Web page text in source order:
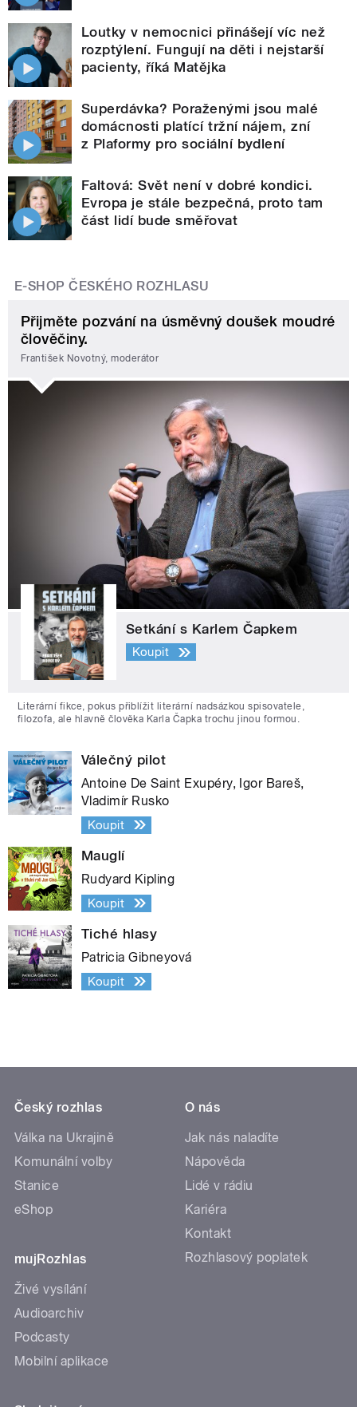
Loutky v nemocnici přinášejí víc než
rozptýlení. Fungují na děti i nejstarší
pacienty, říká Matějka
Superdávka? Poraženými jsou malé
domácnosti platící tržní nájem, zní
z Plaformy pro sociální bydlení
Faltová: Svět není v dobré kondici.
Evropa je stále bezpečná, proto tam
část lidí bude směřovat
E-SHOP ČESKÉHO ROZHLASU
Přijměte pozvání na úsměvný doušek moudré
člověčiny.
František Novotný, moderátor
Setkání s Karlem Čapkem
Koupit
Literární fikce, pokus přiblížit literární nadsázkou spisovatele,
filozofa, ale hlavně člověka Karla Čapka trochu jinou formou.
Válečný pilot
Antoine De Saint Exupéry, Igor Bareš,
Vladimír Rusko
Koupit
Mauglí
Rudyard Kipling
Koupit
Tiché hlasy
Patricia Gibneyová
Koupit
Český rozhlas
Válka na Ukrajině
Komunální volby
Stanice
eShop
mujRozhlas
Živé vysílání
Audioarchiv
Podcasty
Mobilní aplikace
O nás
Jak nás naladíte
Nápověda
Lidé v rádiu
Kariéra
Kontakt
Rozhlasový poplatek